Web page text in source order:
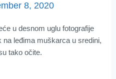
8, 2020
u desnom uglu fotografije
leđima muškarca u sredini,
tako očite.